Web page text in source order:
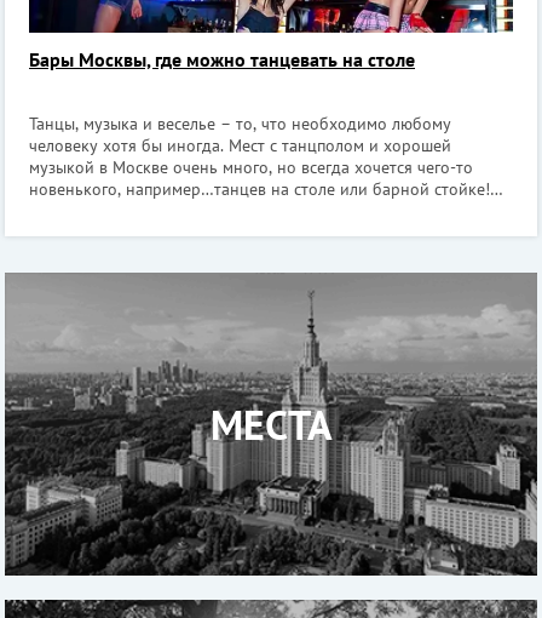
Бары Москвы, где можно танцевать на столе
Танцы, музыка и веселье – то, что необходимо любому
человеку хотя бы иногда. Мест с танцполом и хорошей
музыкой в Москве очень много, но всегда хочется чего-то
новенького, например…танцев на столе или барной стойке!
баров, куда приходят спец
МЕСТА